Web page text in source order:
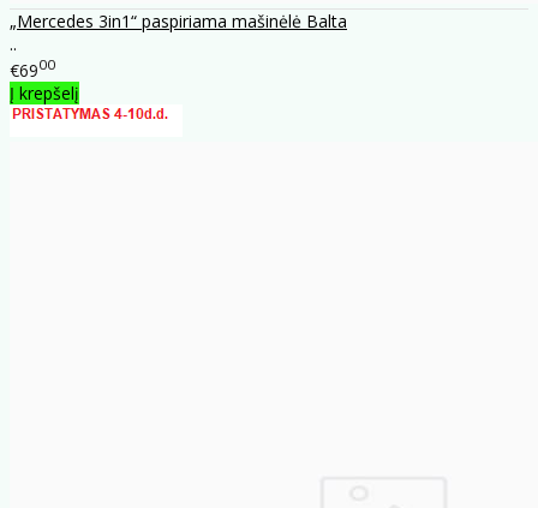
„Mercedes 3in1“ paspiriama mašinėlė Balta
..
€6900
Į krepšelį